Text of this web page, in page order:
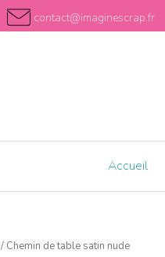
contact@imaginescrap.fr
Accueil
/ Chemin de table satin nude